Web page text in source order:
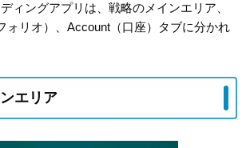
ィングアプリは、戦略のメインエリア、
ォリオ）、Account（口座）タブに分かれ
エリア